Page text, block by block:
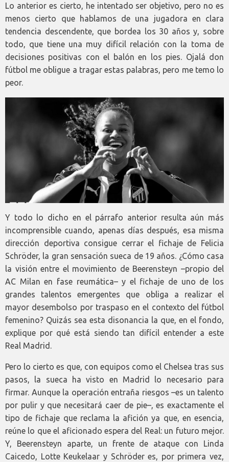
Lo anterior es cierto, he intentado ser objetivo, pero no es
menos cierto que hablamos de una jugadora en clara
tendencia descendente, que bordea los 30 años y, sobre
todo, que tiene una muy difícil relación con la toma de
decisiones positivas con el balón en los pies. Ojalá don
fútbol me obligue a tragar estas palabras, pero me temo lo
peor.
Y todo lo dicho en el párrafo anterior resulta aún más
incomprensible cuando, apenas días después, esa misma
dirección deportiva consigue cerrar el fichaje de Felicia
Schröder, la gran sensación sueca de 19 años. ¿Cómo casa
la visión entre el movimiento de Beerensteyn –propio del
AC Milan en fase reumática– y el fichaje de uno de los
grandes talentos emergentes que obliga a realizar el
mayor desembolso por traspaso en el contexto del fútbol
femenino? Quizás sea esta disonancia la que, en el fondo,
explique por qué está siendo tan difícil entender a este
Real Madrid.
Pero lo cierto es que, con equipos como el Chelsea tras sus
pasos, la sueca ha visto en Madrid lo necesario para
firmar. Aunque la operación entraña riesgos –es un talento
por pulir y que necesitará caer de pie–, es exactamente el
tipo de fichaje que reclama la afición ya que, en esencia,
reúne lo que el aficionado espera del Real: un futuro mejor.
Y, Beerensteyn aparte, un frente de ataque con Linda
Caicedo, Lotte Keukelaar y Schröder es, por primera vez,